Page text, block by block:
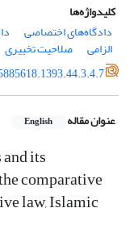
کلیدواژه‌ها
دادگاه‌های اختصاصی
الزامی
صلاحیت تخییری
عنوان مقاله English
its
comparative
law, Islamic